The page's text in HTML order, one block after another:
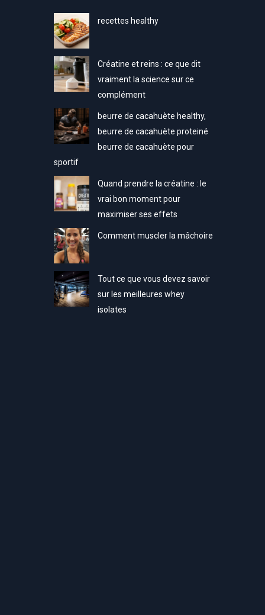
recettes healthy
Créatine et reins : ce que dit
vraiment la science sur ce
complément
beurre de cacahuète healthy,
beurre de cacahuète proteiné
beurre de cacahuète pour
sportif
Quand prendre la créatine : le
vrai bon moment pour
maximiser ses effets
Comment muscler la mâchoire
Tout ce que vous devez savoir
sur les meilleures whey
isolates